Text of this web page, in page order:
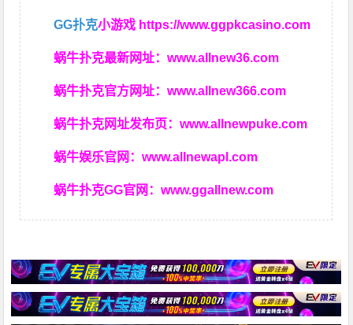
GG扑克小游戏 https://www.ggpkcasino.com
蜗牛扑克最新网址：www.allnew36.com
蜗牛扑克官方网址：www.allnew366.com
蜗牛扑克网址发布页：www.allnewpuke.com
蜗牛娱乐官网：www.allnewapl.com
蜗牛扑克GG官网：www.ggallnew.com